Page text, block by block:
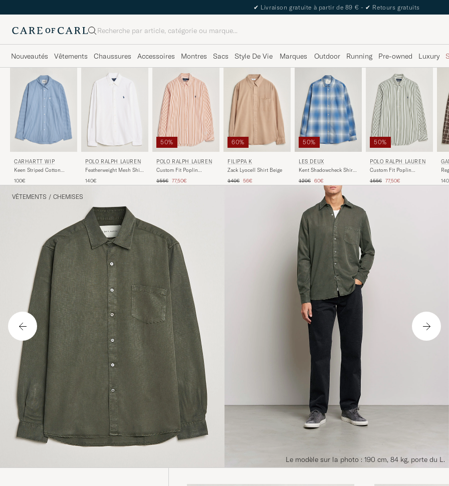
The Care of Carl Passport
Rechercher
Nouveautés Vêtements Chaussures Accessoires Montres Sacs Style De Vie Marques Outdoor Running Pre-owned Luxury
CARHARTT WIP
Keen Striped Cotton
100€
POLO RALPH LAUREN
Featherweight Mesh Shirt
140€
50%
POLO RALPH LAUREN
Custom Fit Poplin
Orange
Prix ordinaire
155€ Prix réduit
77,50€
60%
FILIPPA K
Zack Lyocell Shirt Beige
Prix ordinaire
140€ Prix réduit
56€
50%
LES DEUX
Kent Shadowcheck Shirt
Prix ordinaire
120€ Prix réduit
60€
50%
POLO RALPH LAUREN
Custom Fit Poplin
Prix ordinaire
155€ Prix réduit
77,50€
VÊTEMENTS / CHEMISES
Le modèle sur la photo : 190 cm, 84 kg, porte du L.